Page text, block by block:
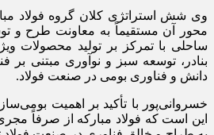
وی شش استراتژی کلان گروه فولاد
محور آن مستقیماً به معاونت طرح و
ساحلی با تمرکز بر تولید محصولات
بنادر، توسعه سبز و نوآوری مبتنی
دانش و فناوری بومی در صنعت فولاد.
خسروانی‌پور با تأکید بر اهمیت
این است که فولاد مبارکه از صرفاً